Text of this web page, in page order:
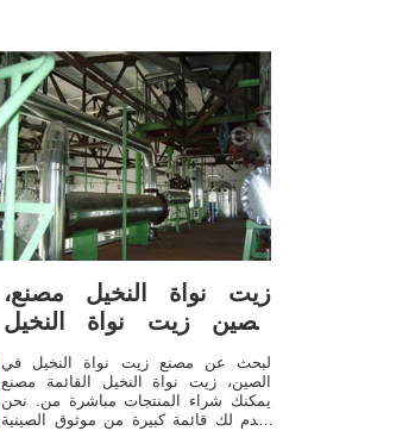
زيت نواة النخيل مصنع،
الصين زيت نواة النخيل
مصنع القائمة
لبحث عن مصنع زيت نواة النخيل في
الصين، زيت نواة النخيل القائمة مصنع
يمكنك شراء المنتجات مباشرة من. نحن
نقدم لك قائمة كبيرة من موثوق الصينية